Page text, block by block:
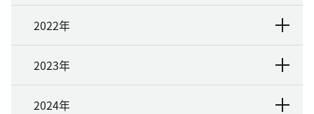
2022年
2023年
2024年